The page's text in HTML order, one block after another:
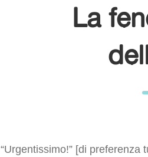
La
“Urgentissimo!” [di preferenza